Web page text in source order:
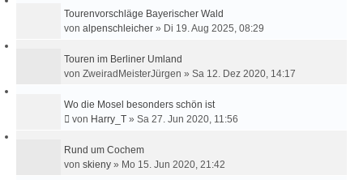
E
Tourenvorschläge Bayerischer Wald
von alpenschleicher » Di 19. Aug 2025, 08:29
Touren im Berliner Umland
von ZweiradMeisterJürgen » Sa 12. Dez 2020, 14:17
Wo die Mosel besonders schön ist
von Harry_T » Sa 27. Jun 2020, 11:56
Rund um Cochem
von skieny » Mo 15. Jun 2020, 21:42